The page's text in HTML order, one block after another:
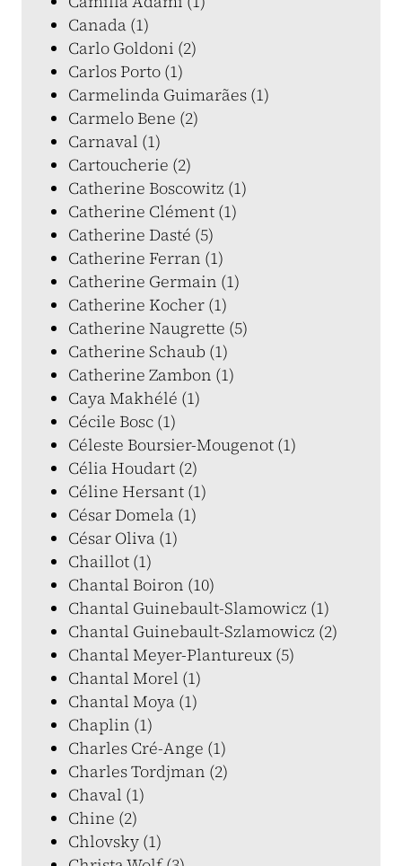
Canada (1)
Carlo Goldoni (2)
Carlos Porto (1)
Carmelinda Guimarães (1)
Carmelo Bene (2)
Carnaval (1)
Cartoucherie (2)
Catherine Boscowitz (1)
Catherine Clément (1)
Catherine Dasté (5)
Catherine Ferran (1)
Catherine Germain (1)
Catherine Kocher (1)
Catherine Naugrette (5)
Catherine Schaub (1)
Catherine Zambon (1)
Caya Makhélé (1)
Cécile Bosc (1)
Céleste Boursier-Mougenot (1)
Célia Houdart (2)
Céline Hersant (1)
César Domela (1)
César Oliva (1)
Chaillot (1)
Chantal Boiron (10)
Chantal Guinebault-Slamowicz (1)
Chantal Guinebault-Szlamowicz (2)
Chantal Meyer-Plantureux (5)
Chantal Morel (1)
Chantal Moya (1)
Chaplin (1)
Charles Cré-Ange (1)
Charles Tordjman (2)
Chaval (1)
Chine (2)
Chlovsky (1)